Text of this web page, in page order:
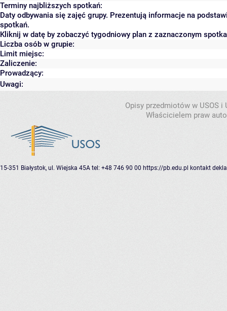
Terminy najbliższych spotkań:
Daty odbywania się zajęć grupy. Prezentują informacje na
spotkań.
Kliknij w datę by zobaczyć tygodniowy plan z zaznaczonym
Liczba osób w grupie:
Limit miejsc:
Zaliczenie:
Prowadzący:
Uwagi:
Opisy przedmiotów w USOS
Właścicielem praw
15-351 Białystok, ul. Wiejska 45A tel: +48 746 90 00 https://pb.edu.pl kontakt